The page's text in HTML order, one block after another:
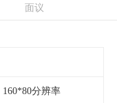
面议
分辨率